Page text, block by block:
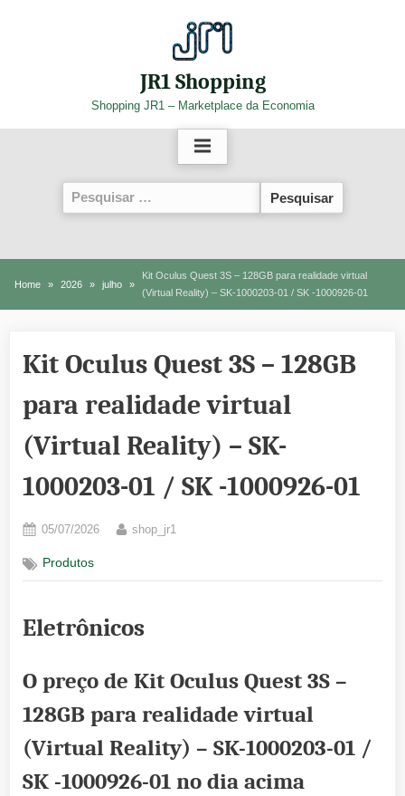
JR1 Shopping
Shopping JR1 – Marketplace da Economia
Pesquisar
por:
Home 2026 julho
Kit Oculus Quest 3S – 128GB para realidade virtual
(Virtual Reality) – SK-1000203-01 / SK -1000926-01
Kit Oculus Quest 3S – 128GB
para realidade virtual
(Virtual Reality) – SK-
1000203-01 / SK -1000926-01
Posted
05/07/2026 By
shop_jr1
Produtos
Eletrônicos
O preço de Kit Oculus Quest 3S –
128GB para realidade virtual
(Virtual Reality) – SK-1000203-01 /
SK -1000926-01 no dia acima